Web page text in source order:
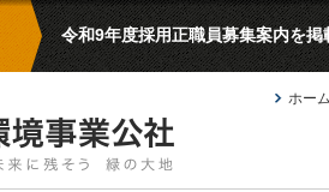
令和9年度採用正職員募集案内を
ホー